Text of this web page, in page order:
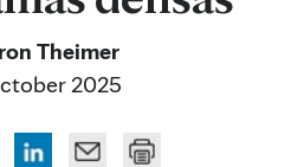
Theimer
2025